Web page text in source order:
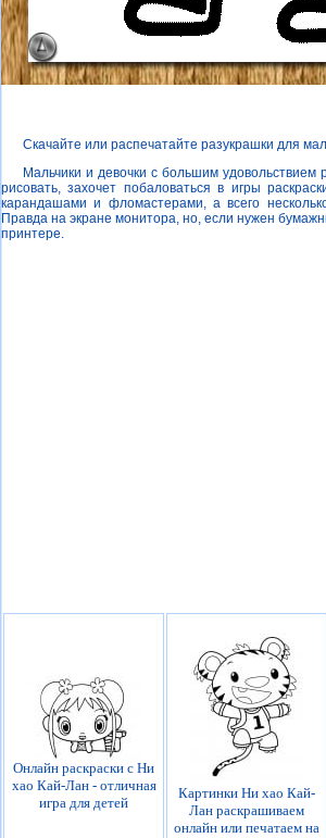
Скачайте или распечатайте разукрашки для
Мальчики и девочки с большим
рисовать, захочет побаловаться в игры
карандашами и фломастерами, а всего
Правда на экране монитора, но, если нужен
принтере.
Онлайн раскраски с Ни
хао Кай-Лан - отличная
игра для детей
Картинки Ни хао Кай-
Лан раскрашиваем
онлайн или печатаем на